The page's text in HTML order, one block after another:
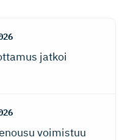
jatkoi
voimistuu